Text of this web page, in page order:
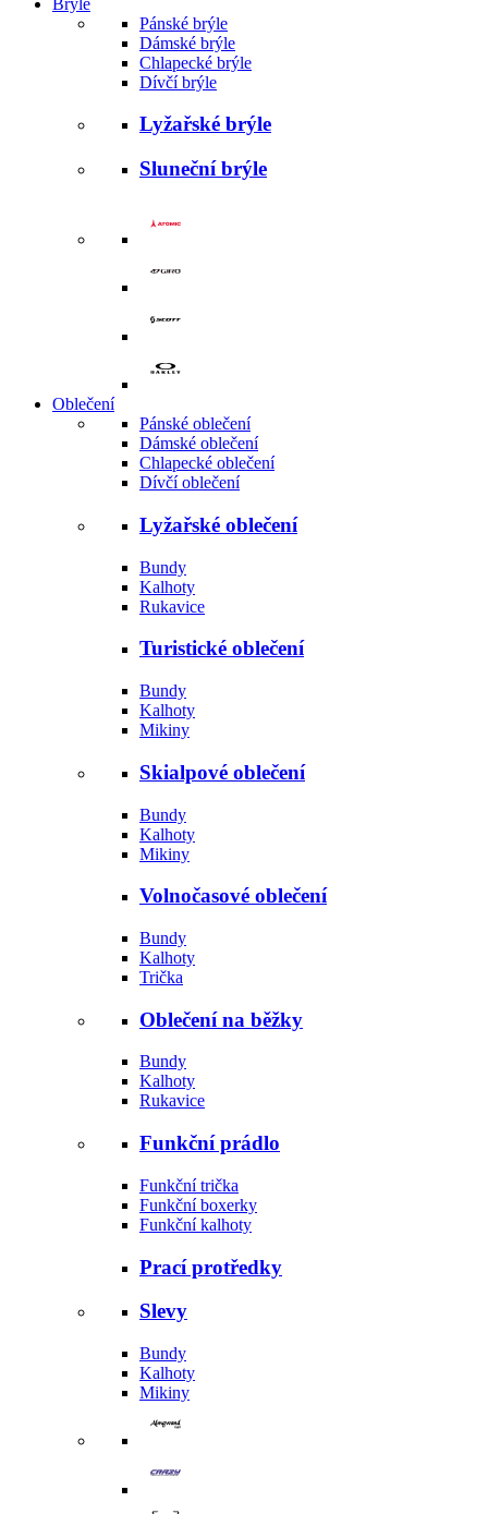
Pánské brýle
Dámské brýle
Chlapecké brýle
Dívčí brýle
Lyžařské brýle
Sluneční brýle
Oblečení
Pánské oblečení
Dámské oblečení
Chlapecké oblečení
Dívčí oblečení
Lyžařské oblečení
Bundy
Kalhoty
Rukavice
Turistické oblečení
Bundy
Kalhoty
Mikiny
Skialpové oblečení
Bundy
Kalhoty
Mikiny
Volnočasové oblečení
Bundy
Kalhoty
Trička
Oblečení na běžky
Bundy
Kalhoty
Rukavice
Funkční prádlo
Funkční trička
Funkční boxerky
Funkční kalhoty
Prací protředky
Slevy
Bundy
Kalhoty
Mikiny